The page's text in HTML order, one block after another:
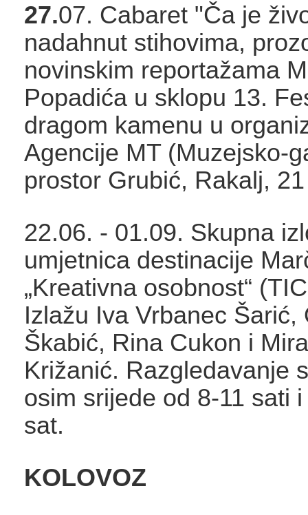
27.07. Cabaret "Ča je
nadahnut stihovima,
novinskim reportažama
Popadića u sklopu 13.
dragom kamenu u
Agencije MT (Muzejsko-
prostor Grubić, Rakalj,
22.06. - 01.09. Skupna
umjetnica destinacije
„Kreativna osobnost“
Izlažu Iva Vrbanec Šarić,
Škabić, Rina Cukon i
Križanić. Razgledavanje
osim srijede od 8-11 sati
sat.
KOLOVOZ